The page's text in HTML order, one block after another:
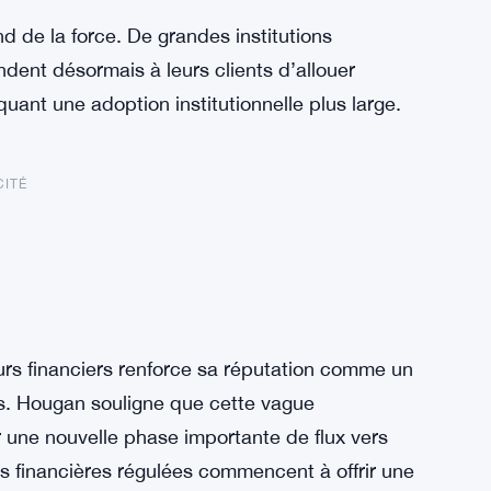
de la force. De grandes institutions
désormais à leurs clients d’allouer
une adoption institutionnelle plus large.